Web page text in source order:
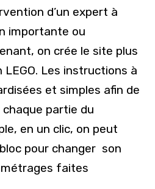
d’un expert à
importante ou
on crée le site plus
Les instructions à
et simples afin de
partie du
en un clic, on peut
pour changer son
faites